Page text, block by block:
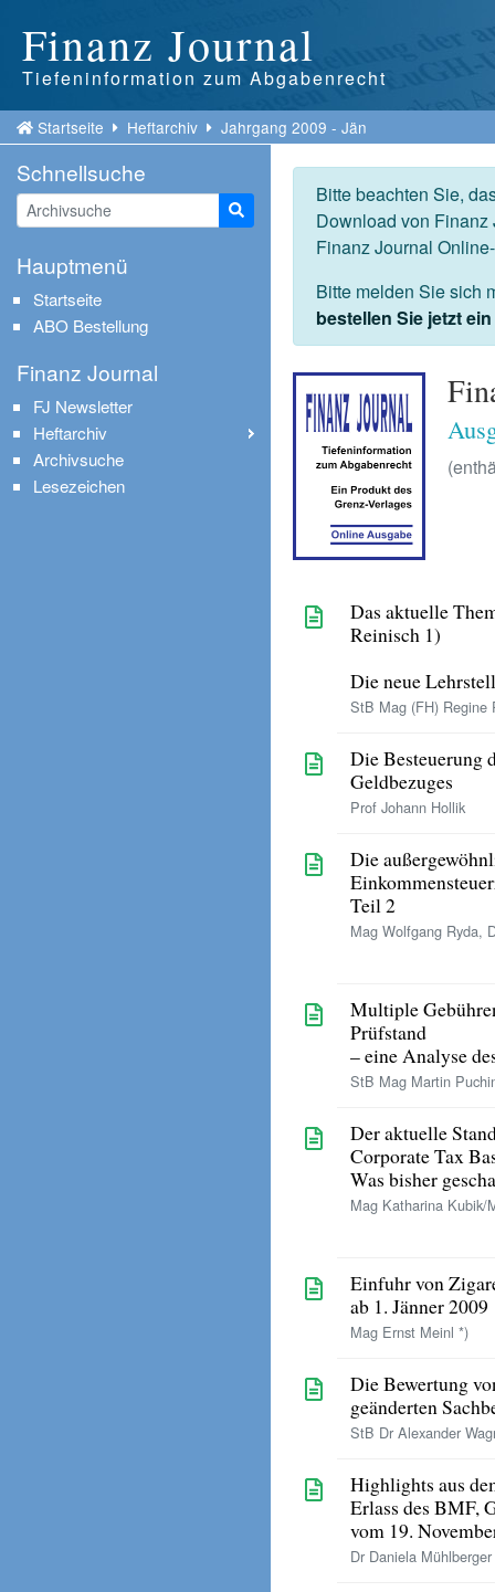
Finanz Journal
Tiefeninformation zum Abgabenrecht
Startseite Heftarchiv Jahrgang 2009 - Jän
Bitte beachten Sie,
Download von
Finanz Journal
Bitte melden Sie sich
bestellen Sie jetzt
Das aktuelle
Reinisch 1)
Die neue
StB Mag (FH) Regine
Die Besteuerung
Geldbezuges
Prof Johann Hollik
Die
Teil 2
Mag Wolfgang Ryda,
Multiple
Prüfstand
– eine Analyse
StB Mag Martin
Der aktuelle
Corporate Tax
Was bisher
Mag Katharina Kubik/
Einfuhr von
ab 1. Jänner 2009
Mag Ernst Meinl *)
Die Bewertung
geänderten
StB Dr Alexander
Highlights aus
Erlass des BMF,
vom 19.
Dr Daniela
Schnellsuche
Suche starten
Hauptmenü
Startseite
ABO Bestellung
Finanz Journal
FJ Newsletter
Heftarchiv
Archivsuche
Lesezeichen